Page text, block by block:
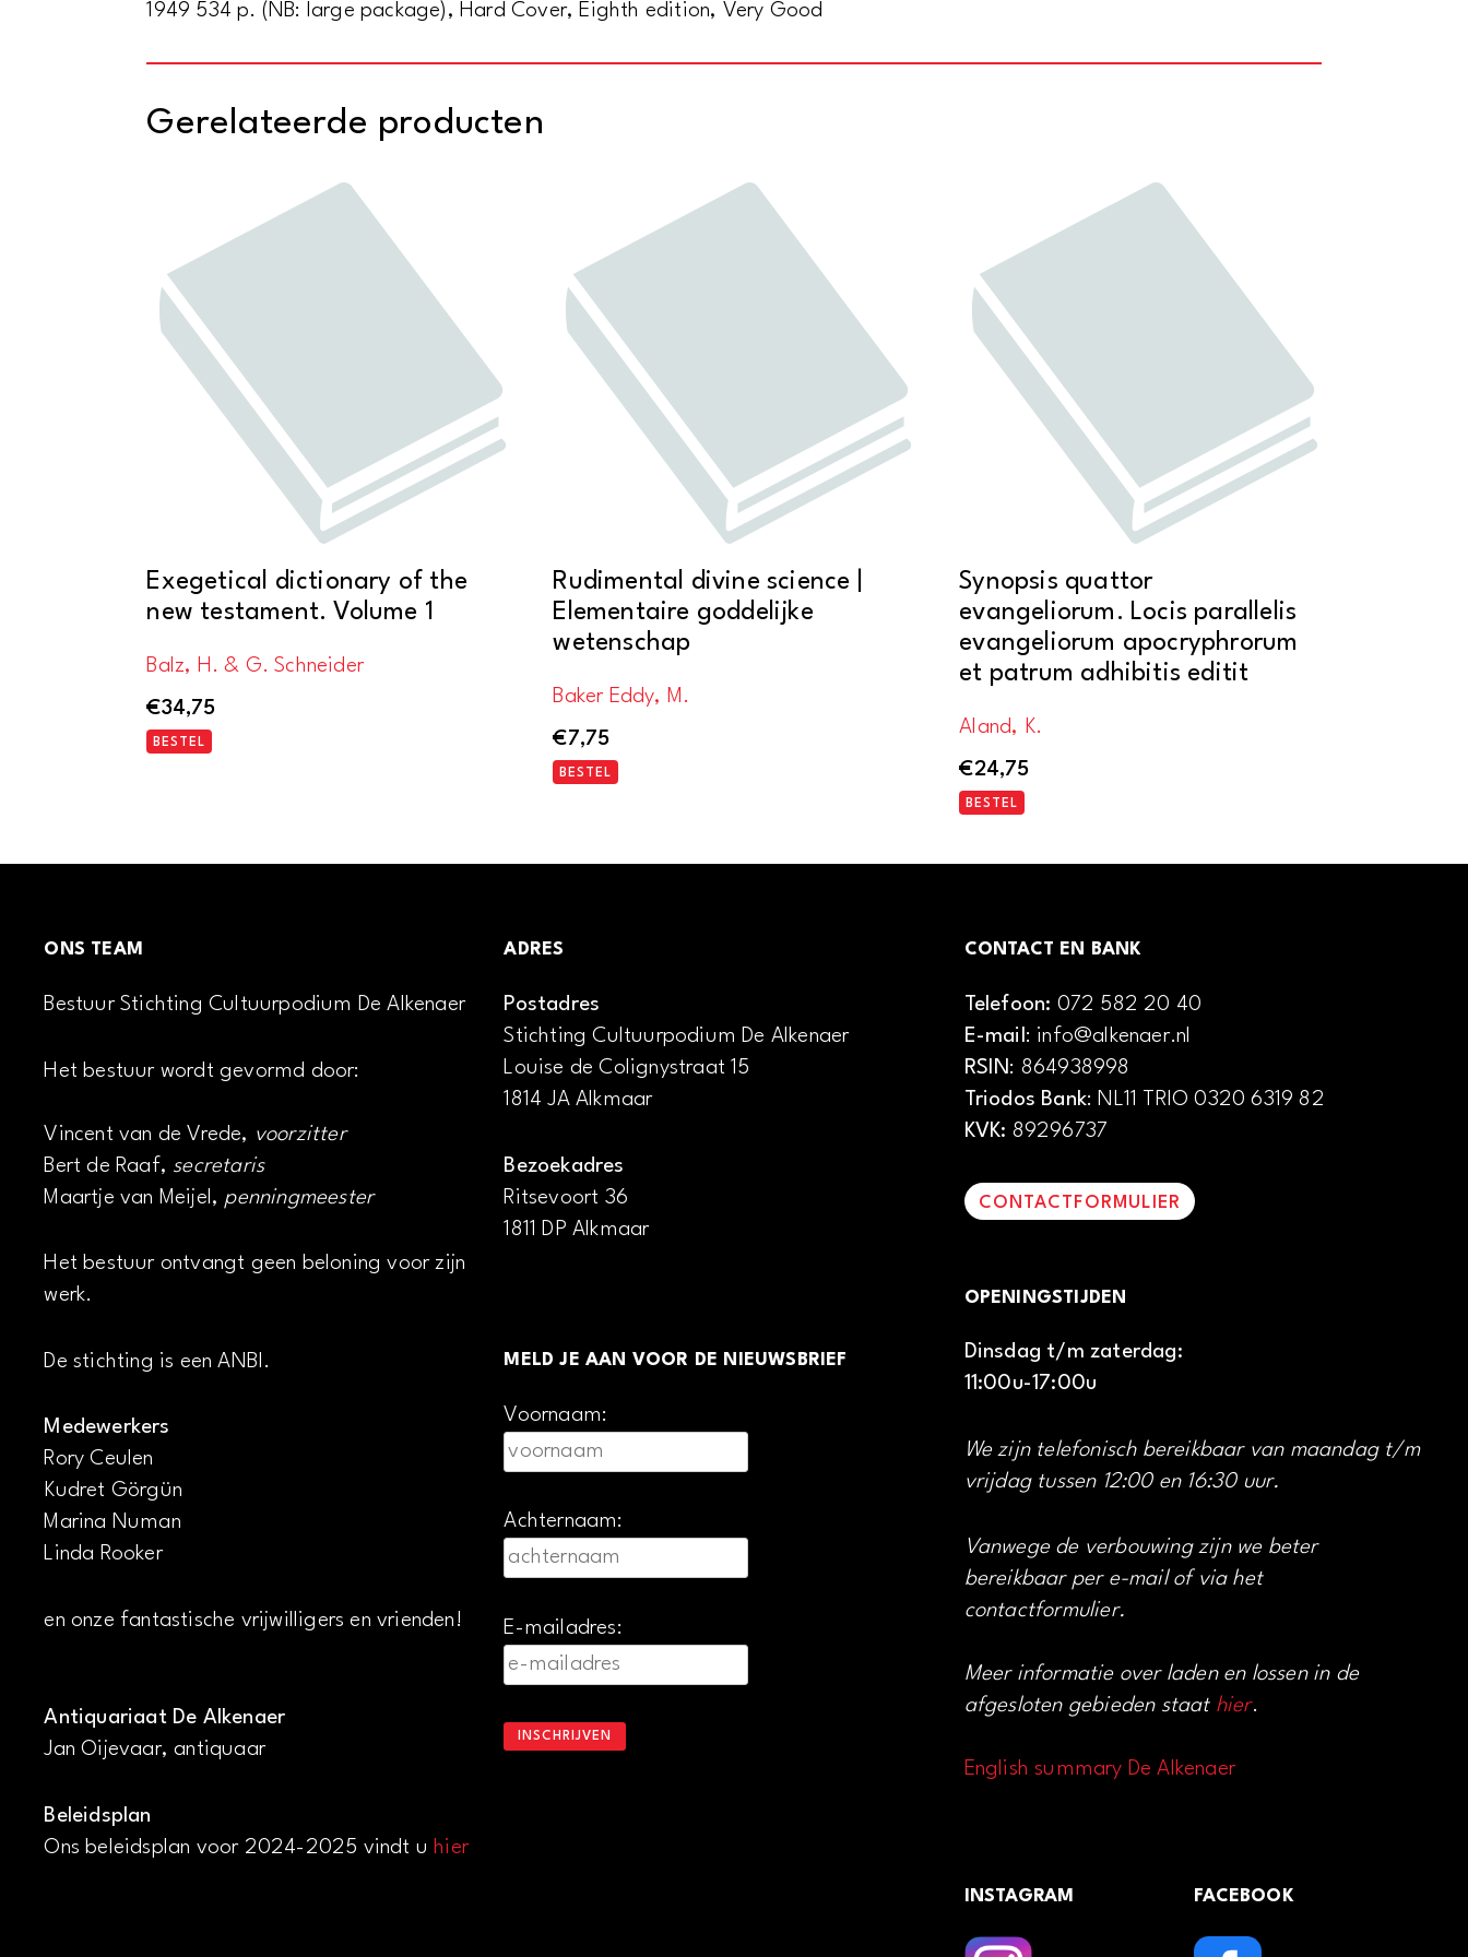
1949 534 p. (NB: large package), Hard Cover, Eighth edition, Very Good
Gerelateerde producten
Exegetical dictionary of the
new testament. Volume 1
Balz, H. & G. Schneider
€34,75
BESTEL
Rudimental divine science |
Elementaire goddelijke
wetenschap
Baker Eddy, M.
€7,75
BESTEL
Synopsis quattor
evangeliorum. Locis parallelis
evangeliorum apocryphrorum
et patrum adhibitis editit
Aland, K.
€24,75
BESTEL
ONS TEAM
Bestuur Stichting Cultuurpodium De Alkenaer
Het bestuur wordt gevormd door:
Vincent van de Vrede, voorzitter
Bert de Raaf, secretaris
Maartje van Meijel, penningmeester
Het bestuur ontvangt geen beloning voor zijn
werk.
De stichting is een ANBI.
Medewerkers
Rory Ceulen
Kudret Görgün
Marina Numan
Linda Rooker
en onze fantastische vrijwilligers en vrienden!
Antiquariaat De Alkenaer
Jan Oijevaar, antiquaar
Beleidsplan
Ons beleidsplan voor 2024-2025 vindt u hier
ADRES
Postadres
Stichting Cultuurpodium De Alkenaer
Louise de Colignystraat 15
1814 JA Alkmaar
Bezoekadres
Ritsevoort 36
1811 DP Alkmaar
MELD JE AAN VOOR DE NIEUWSBRIEF
Voornaam:
Achternaam:
E-mailadres:
CONTACT EN BANK
Telefoon: 072 582 20 40
E-mail: info@alkenaer.nl
RSIN: 864938998
Triodos Bank: NL11 TRIO 0320 6319 82
KVK: 89296737
CONTACTFORMULIER
OPENINGSTIJDEN
Dinsdag t/m zaterdag:
11:00u-17:00u
We zijn telefonisch bereikbaar van maandag t/m
vrijdag tussen 12:00 en 16:30 uur.
Vanwege de verbouwing zijn we beter
bereikbaar per e-mail of via het
contactformulier.
Meer informatie over laden en lossen in de
afgesloten gebieden staat hier.
English summary De Alkenaer
INSTAGRAM FACEBOOK